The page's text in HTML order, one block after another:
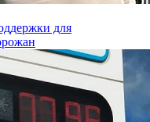
для